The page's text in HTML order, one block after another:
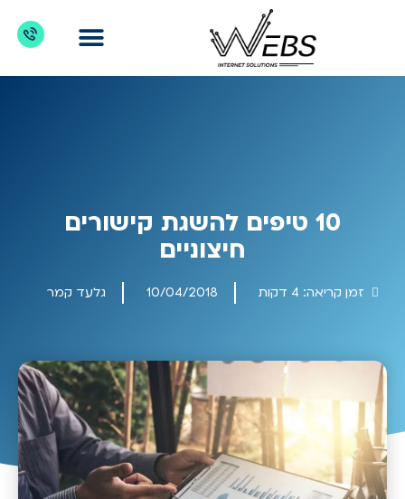
10 טיפים להשגת קישורים
חיצוניים
זמן קריאה: 4 דקות 10/04/2018 גלעד קמר